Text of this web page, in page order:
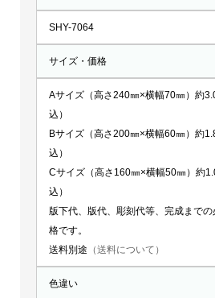
SHY-7064
サイズ・価格
Aサイズ（高さ240㎜×横幅70㎜）約
込）
Bサイズ（高さ200㎜×横幅60㎜）約
込）
Cサイズ（高さ160㎜×横幅50㎜）約
込）
版下代、版代、彫刻代等、完成まで
格です。
送料別途 （送料について）
色違い